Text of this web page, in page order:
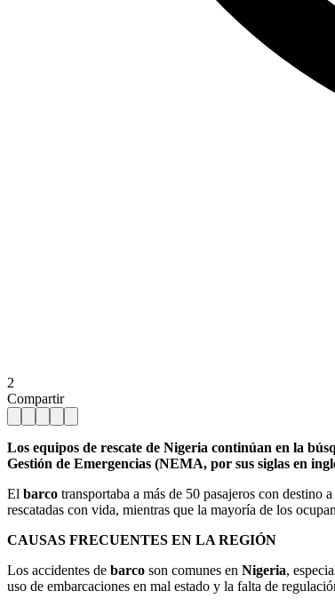
2
Compartir
Los equipos de rescate de Nigeria continúan en la
Gestión de Emergencias (NEMA, por sus siglas en
El barco transportaba a más de 50 pasajeros con destino
rescatadas con vida, mientras que la mayoría de los
CAUSAS FRECUENTES EN LA REGIÓN
Los accidentes de barco son comunes en Nigeria,
uso de embarcaciones en mal estado y la falta de